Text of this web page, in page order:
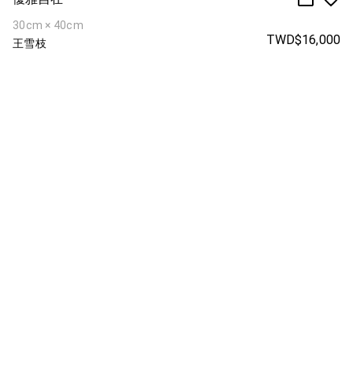
30cm × 40cm
王雪枝
TWD$16,000